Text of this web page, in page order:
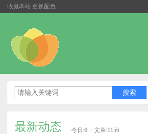
收藏本站 更换配色
最新动态 今日:0
文章:1156